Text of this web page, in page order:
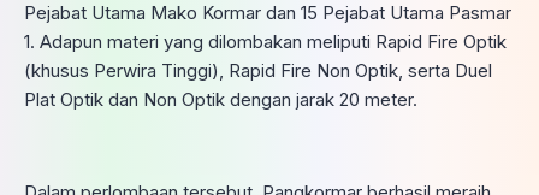
Pejabat Utama Mako Kormar dan 15 Pejabat Utama Pasmar
1. Adapun materi yang dilombakan meliputi Rapid Fire Optik
(khusus Perwira Tinggi), Rapid Fire Non Optik, serta Duel
Plat Optik dan Non Optik dengan jarak 20 meter.